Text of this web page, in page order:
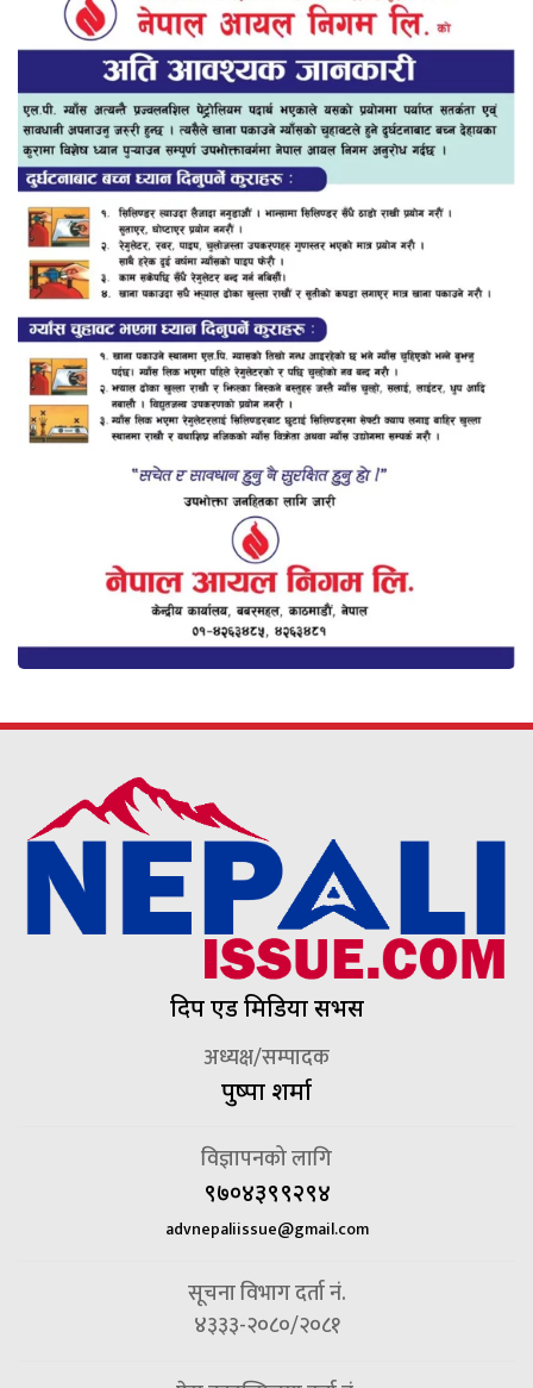
दिप एड मिडिया सर्भिस
अध्यक्ष/सम्पादक
पुष्पा शर्मा
विज्ञापनको लागि
९७०४३९९२९४
advnepaliissue@gmail.com
सूचना विभाग दर्ता नं.
४३३३-२०८०/२०८१